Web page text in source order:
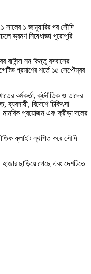
সালের ১ জানুয়ারির পর সৌদি
ভ্রমণ নিষেধাজ্ঞা পুরোপুরি
নন কিন্তু বসবাসের
প্রমাণের শর্তে ১৫ সেপ্টেম্বর
কর্মকর্তা, কূটনীতিক ও তাদের
ব্যবসায়ী, বিদেশে চিকিৎসা
প্রয়োজন এবং ক্রীড়া দলের
ফ্লাইট স্থগিত করে সৌদি
ছাড়িয়ে গেছে এবং দেশটিতে